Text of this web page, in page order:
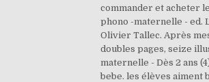
commander et acheter
phono -maternelle - ed.
Olivier Tallec. Après
doubles pages, seize
maternelle - Dès 2 ans
bebe. les élèves aiment